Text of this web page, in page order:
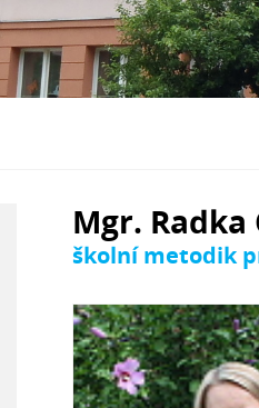
Mgr. Radka
školní metodik